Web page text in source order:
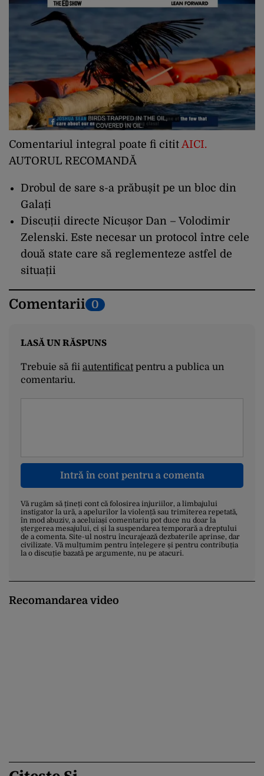
Comentariul integral poate fi citit AICI.
AUTORUL RECOMANDĂ
Drobul de sare s-a prăbușit pe un bloc din
Galați
Discuții directe Nicușor Dan – Volodimir
Zelenski. Este necesar un protocol între cele
două state care să reglementeze astfel de
situații
Comentarii 0
LASĂ UN RĂSPUNS
Trebuie să fii autentificatpentru a publica un
comentariu.
Intră în cont pentru a comenta
Vă rugăm să țineți cont că folosirea injuriilor, a limbajului
instigator la ură, a apelurilor la violență sau trimiterea repetată,
în mod abuziv, a aceluiași comentariu pot duce nu doar la
ștergerea mesajului, ci și la suspendarea temporară a dreptului
de a comenta. Site-ul nostru încurajează dezbaterile aprinse, dar
civilizate. Vă mulțumim pentru înțelegere și pentru contribuția
la o discuție bazată pe argumente, nu pe atacuri.
Recomandarea video